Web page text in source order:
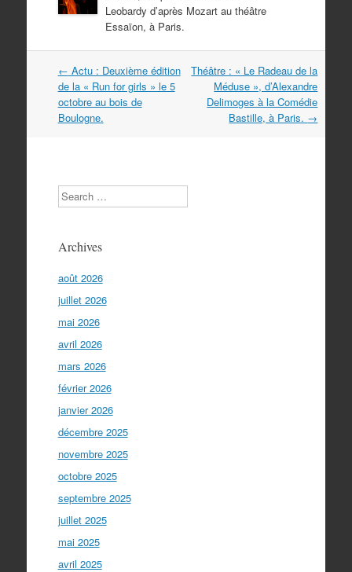
Leobardy d’après Mozart au théâtre
Essaïon, à Paris.
Navigation
dans
les
articles
← Actu : Deuxième édition
de la « Run for girls » le 5
octobre au bois de
Boulogne.
Théâtre : « Le Radeau de la
Méduse », d’Alexandre
Delimoges à la Comédie
Bastille, à Paris. →
Search
Archives
août 2026
juillet 2026
mai 2026
avril 2026
mars 2026
février 2026
janvier 2026
décembre 2025
novembre 2025
octobre 2025
septembre 2025
juillet 2025
mai 2025
avril 2025